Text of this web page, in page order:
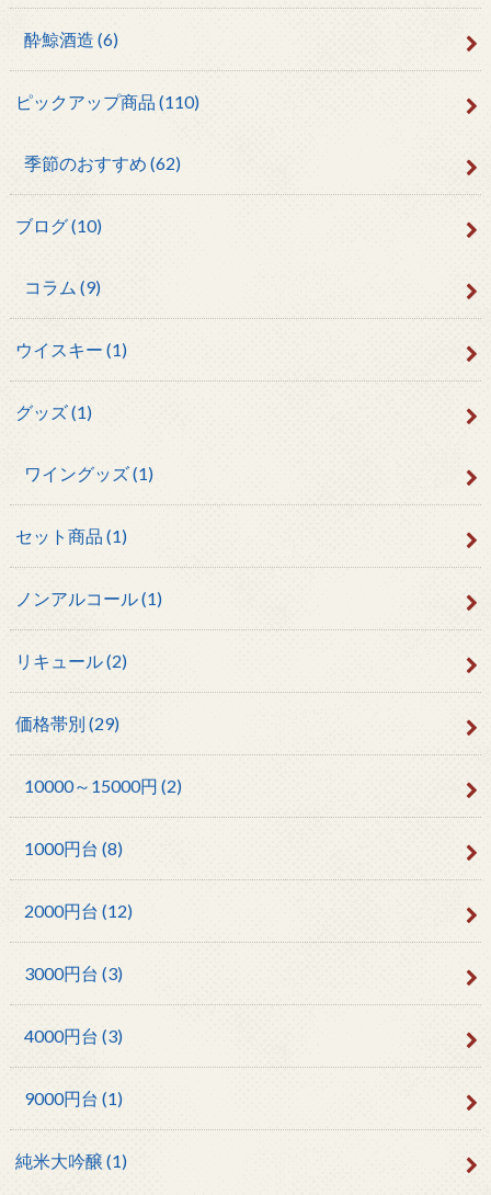
酔鯨酒造 (6)
ピックアップ商品 (110)
季節のおすすめ (62)
ブログ(10)
コラム (9)
ウイスキー (1)
グッズ(1)
ワイングッズ(1)
セット商品 (1)
ノンアルコール(1)
リキュール(2)
価格帯別 (29)
10000～15000円 (2)
1000円台 (8)
2000円台 (12)
3000円台 (3)
4000円台 (3)
9000円台 (1)
純米大吟醸 (1)